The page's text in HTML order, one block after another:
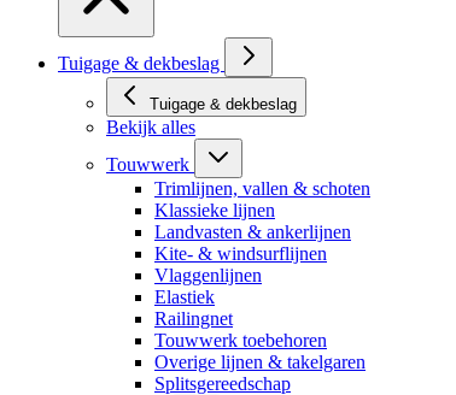
Tuigage & dekbeslag
Tuigage & dekbeslag
Bekijk alles
Touwwerk
Trimlijnen, vallen & schoten
Klassieke lijnen
Landvasten & ankerlijnen
Kite- & windsurflijnen
Vlaggenlijnen
Elastiek
Railingnet
Touwwerk toebehoren
Overige lijnen & takelgaren
Splitsgereedschap